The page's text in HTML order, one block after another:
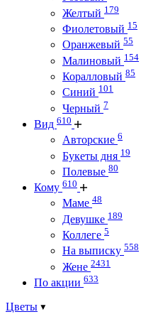
Желтый 179
Фиолетовый 15
Оранжевый 55
Малиновый 154
Коралловый 85
Синий 101
Черный 7
Вид 610
Авторские 6
Букеты дня 19
Полевые 80
Кому 610
Маме 48
Девушке 189
Коллеге 5
На выписку 558
Жене 2431
По акции 633
Цветы